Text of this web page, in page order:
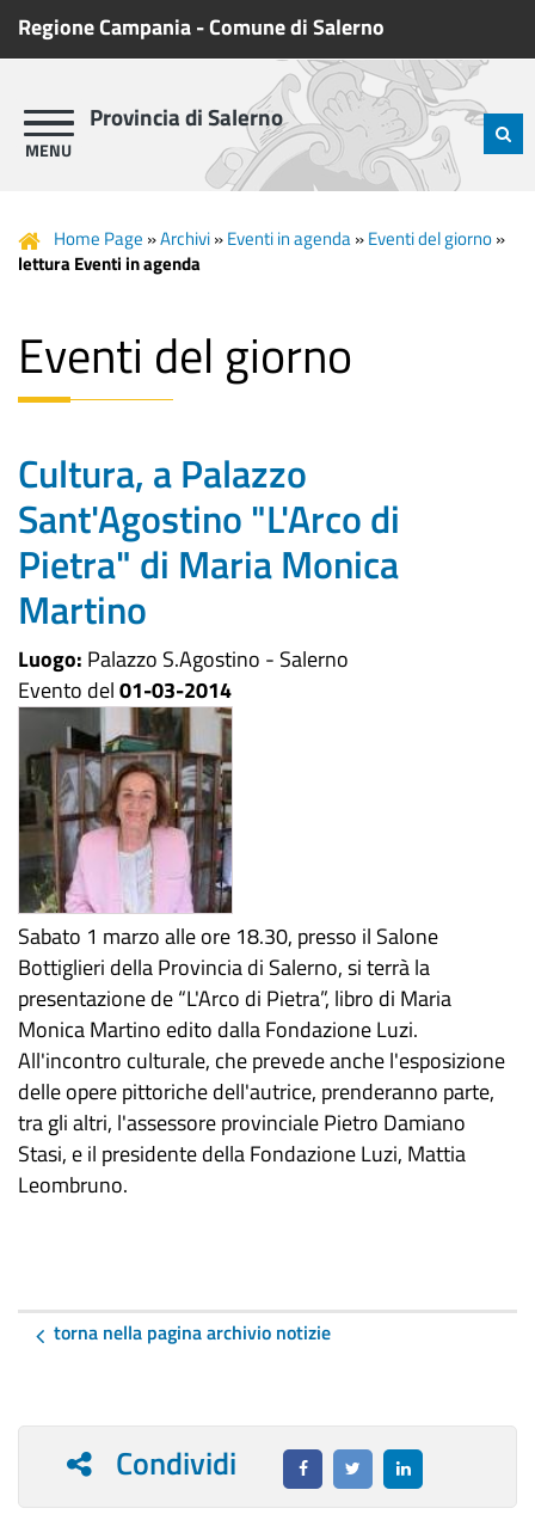
Regione Campania-Comune di Salerno
Provincia di Salerno
Home Page »Archivi»Eventi in agenda»Eventi del giorno»
lettura Eventi in agenda
Eventi del giorno
Cultura, a Palazzo
Sant'Agostino "L'Arco di
Pietra" di Maria Monica
Martino
Luogo: Palazzo S.Agostino - Salerno
Evento del01-03-2014
Sabato 1 marzo alle ore 18.30, presso il Salone
Bottiglieri della Provincia di Salerno, si terrà la
presentazione de “L'Arco di Pietra”, libro di Maria
Monica Martino edito dalla Fondazione Luzi.
All'incontro culturale, che prevede anche l'esposizione
delle opere pittoriche dell'autrice, prenderanno parte,
tra gli altri, l'assessore provinciale Pietro Damiano
Stasi, e il presidente della Fondazione Luzi, Mattia
Leombruno.
torna nella pagina archivio notizie
Condividi